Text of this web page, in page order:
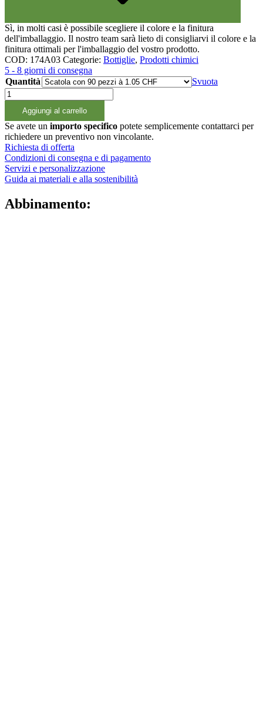
Sì, in molti casi è possibile scegliere il colore e la finitura
dell'imballaggio. Il nostro team sarà lieto di consigliarvi il colore e la
finitura ottimali per l'imballaggio del vostro prodotto.
COD: 174A03 Categorie: Bottiglie, Prodotti chimici
5 - 8 giorni di consegna
Quantità
Svuota
1000ml
Sprüh-/Rundflasche
natur,
45g,
28/400
quantità
Aggiungi al carrello
Se avete un importo specifico potete semplicemente contattarci per
richiedere un preventivo non vincolante.
Richiesta di offerta
Condizioni di consegna e di pagamento
Servizi e personalizzazione
Guida ai materiali e alla sostenibilità
Abbinamento: